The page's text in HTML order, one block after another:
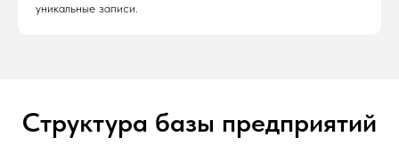
уникальные записи.
Структура базы предприятий